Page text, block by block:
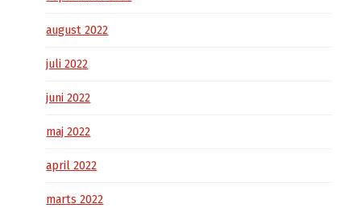
august 2022
juli 2022
juni 2022
maj 2022
april 2022
marts 2022